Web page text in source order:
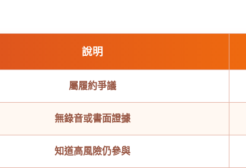
說明
屬履約爭議
無錄音或書面證據
知道高風險仍參與